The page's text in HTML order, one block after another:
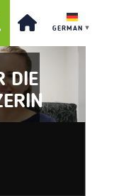
GERMAN ▼
DIE